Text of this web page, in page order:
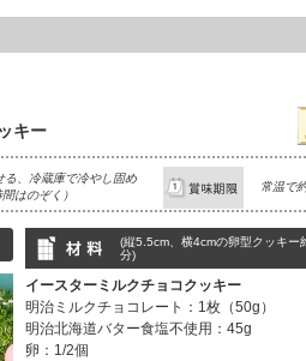
キー
る、冷蔵庫で冷やし固め
はのぞく）
常温で
(縦5.5cm、横4cmの卵型クッキー
分)
イースターミルクチョコクッキー
明治ミルクチョコレート：1枚（50g）
明治北海道バター食塩不使用：45g
卵：1/2個